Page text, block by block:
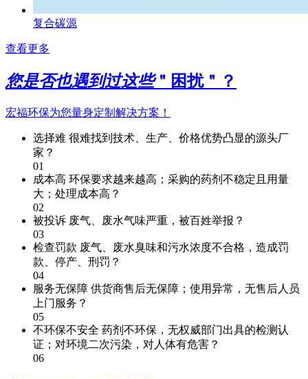
复合碳源
查看更多
您是否也遇到过这些＂困扰＂？
宏福环保为您量身定制解决方案！
选择难 很难找到技术、生产、价格优势凸显的源头厂
家？
01
成本高 环保要求越来越高；采购的药剂不稳定且用量
大；处理成本高？
02
被投诉 废气、废水气味严重，被百姓举报？
03
检查罚款 废气、废水臭味和污水浓度不合格，造成罚
款、停产、刑罚？
04
服务无保障 供货商售后无保障；使用异常，无售后人员
上门服务？
05
不环保不安全 药剂不环保，无权威部门出具的检测认
证；对环境二次污染，对人体有危害？
06